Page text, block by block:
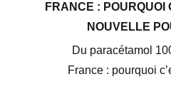
FRANCE : POURQUOI
NOUVELLE
Du paracétamol
France : pourquoi